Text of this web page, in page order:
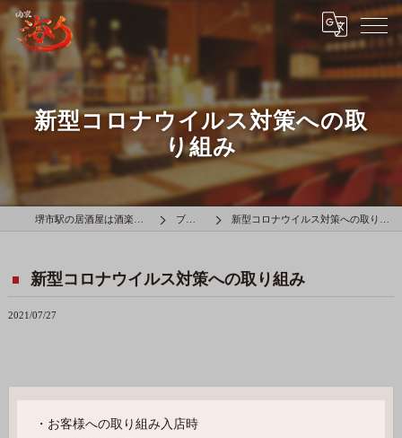
新型コロナウイルス対策への取
り組み
ブログ 新型コロナウイルス対策への取り組み
新型コロナウイルス対策への取り組み
2021/07/27
・お客様への取り組み入店時